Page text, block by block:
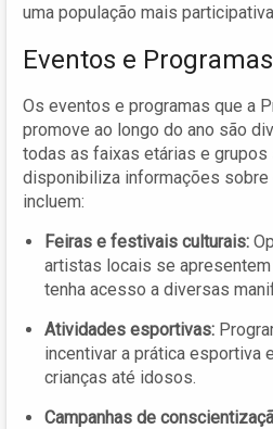
uma população mais
Eventos e
Os eventos e programas que a
promove ao longo do ano são
todas as faixas etárias e grupos
disponibiliza informações
incluem:
Feiras e festivais culturais:
artistas locais se apresentem
tenha acesso a diversas
Atividades esportivas:
incentivar a prática esportiva
crianças até idosos.
Campanhas de